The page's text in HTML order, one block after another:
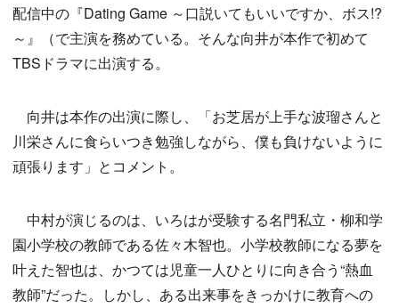
配信中の『Dating Game ～口説いてもいいですか、ボス!?
～』（で主演を務めている。そんな向井が本作で初めて
TBSドラマに出演する。
向井は本作の出演に際し、「お芝居が上手な波瑠さんと
川栄さんに食らいつき勉強しながら、僕も負けないように
頑張ります」とコメント。
中村が演じるのは、いろはが受験する名門私立・柳和学
園小学校の教師である佐々木智也。小学校教師になる夢を
叶えた智也は、かつては児童一人ひとりに向き合う“熱血
教師”だった。しかし、ある出来事をきっかけに教育への